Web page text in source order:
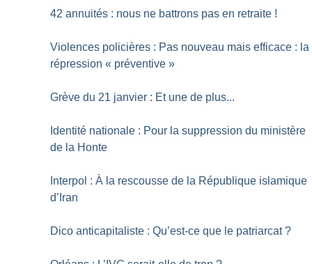
42 annuités : nous ne battrons pas en retraite !
Violences policières : Pas nouveau mais efficace : la
répression « préventive »
Grève du 21 janvier : Et une de plus...
Identité nationale : Pour la suppression du ministère
de la Honte
Interpol : À la rescousse de la République islamique
d’Iran
Dico anticapitaliste : Qu’est-ce que le patriarcat ?